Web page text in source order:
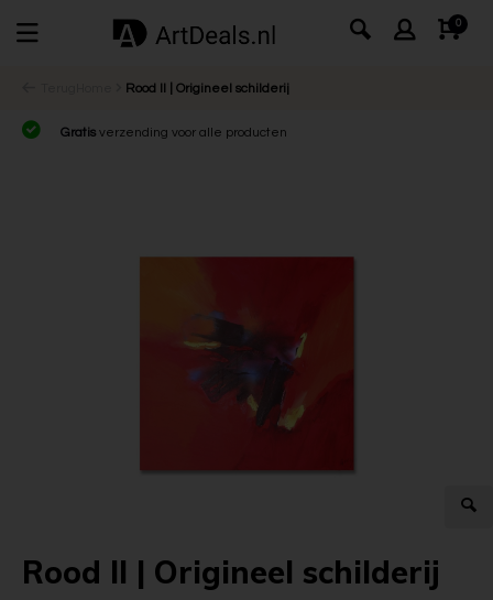
0
Rood II | Origineel schilderij
Gratis verzending voor alle producten
Rood II | Origineel schilderij